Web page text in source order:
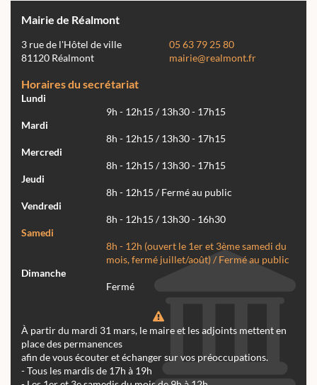
Mairie de Réalmont
3 rue de l'Hôtel de ville
81120 Réalmont
05 63 79 25 80
mairie@realmont.fr
Horaires du secrétariat
Lundi
9h - 12h15 / 13h30 - 17h15
Mardi
8h - 12h15 / 13h30 - 17h15
Mercredi
8h - 12h15 / 13h30 - 17h15
Jeudi
8h - 12h15 / Fermé au public
Vendredi
8h - 12h15 / 13h30 - 16h30
Samedi
8h - 12h (ouvert le 1er et 3ème samedi du
mois, fermé juillet/août) / Fermé au public
Dimanche
Fermé
À partir du mardi 31 mars, le maire et les adjoints mettent en
place des permanences
afin de vous écouter et échanger sur vos préoccupations.
- Tous les mardis de 17h à 19h